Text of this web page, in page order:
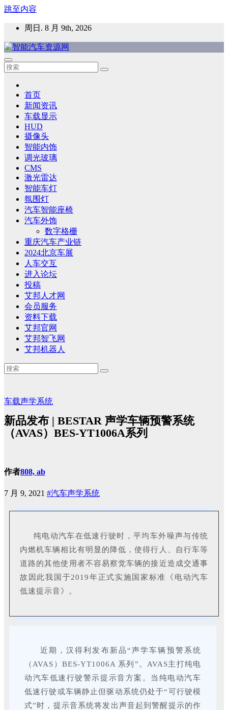
跳至内容
周日. 8 月 9th, 2026
智能汽车资源网
智能表面，智能内饰，新能源汽车，HMI，人车交互，智能车
首页
新闻资讯
车载显示
HUD
摄像头
智能内饰
调光玻璃
CMS
激光雷达
智能车灯
氛围灯
汽车智能座椅
汽车外饰
数字格栅
重庆汽车产业链
2024北京车展
人车交互
进入论坛
投稿
艾邦人才网
会员服务
资料下载
艾邦官网
艾邦智飞网
艾邦机器人
车载声学系统
新品发布 | BESTAR 声学车辆预警系统
（AVAS）BES-YT1006A系列
作者808, ab
7 月 9, 2021 #汽车声学系统
纯电动汽车在低速行驶时，平均车外噪声与传统
内燃机车辆相比有明显的降低，使得行人、自行车等
道路的其他使用者不容易察觉车辆的接近造成交通事
故因此我国于2019年正式实施国家标准《电动汽车
低速提示音》。
近期，汉得利发布新品“声学车辆预警系统
（AVAS）BES-YT1006A 系列”。AVAS主打纯电
动汽车低速行驶警示提示音方案。当纯电动汽车
低速行驶或车辆静止但驱动系统仍处于“可行驶模
式”时，提示音系统将发出声音起到警醒提示的作